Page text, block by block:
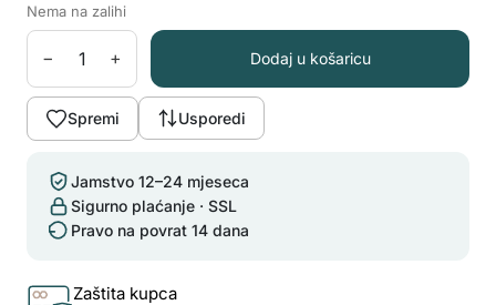
Nema na zalihi
− + Dodaj u košaricu
Spremi Usporedi
Jamstvo 12–24 mjeseca
Sigurno plaćanje · SSL
Pravo na povrat 14 dana
Zaštita kupca